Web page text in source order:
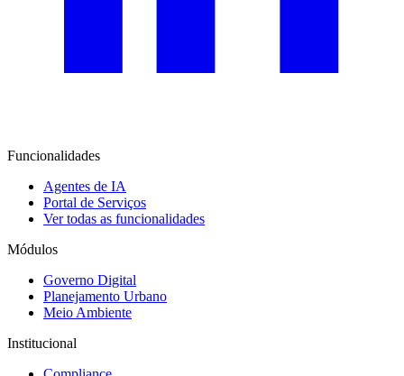
Funcionalidades
Agentes de IA
Portal de Serviços
Ver todas as funcionalidades
Módulos
Governo Digital
Planejamento Urbano
Meio Ambiente
Institucional